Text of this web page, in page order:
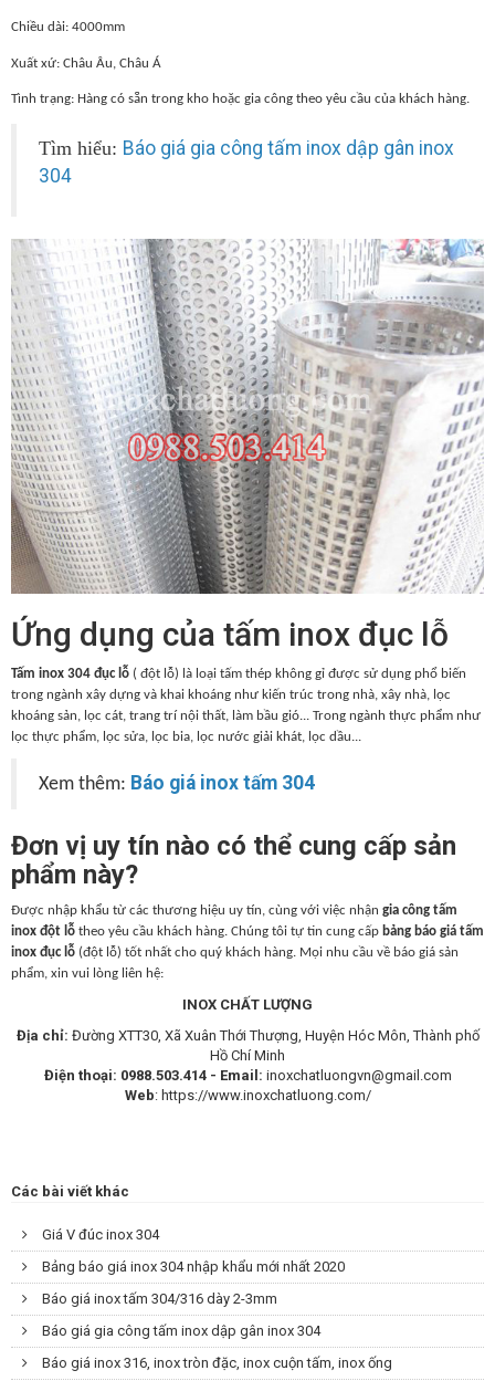
Chiều dài: 4000mm
Xuất xứ: Châu Âu, Châu Á
Tình trạng: Hàng có sẵn trong kho hoặc gia công theo yêu cầu của khách hàng.
Tìm hiểu: Báo giá gia công tấm inox dập gân inox
304
Ứng dụng của tấm inox đục lỗ
Tấm inox 304 đục lỗ ( đột lỗ) là loại tấm thép không gỉ được sử dụng phổ biến
trong ngành xây dựng và khai khoáng như kiến trúc trong nhà, xây nhà, lọc
khoáng sản, lọc cát, trang trí nội thất, làm bầu gió... Trong ngành thực phẩm như
lọc thực phẩm, lọc sửa, lọc bia, lọc nước giải khát, lọc dầu...
Xem thêm: Báo giá inox tấm 304
Đơn vị uy tín nào có thể cung cấp sản
phẩm này?
Được nhập khẩu từ các thương hiệu uy tín, cùng với việc nhận gia công tấm
inox đột lỗ theo yêu cầu khách hàng. Chúng tôi tự tin cung cấp bảng báo giá tấm
inox đục lỗ (đột lỗ) tốt nhất cho quý khách hàng. Mọi nhu cầu về báo giá sản
phẩm, xin vui lòng liên hệ:
INOX CHẤT LƯỢNG
Địa chỉ: Đường XTT30, Xã Xuân Thới Thượng, Huyện Hóc Môn, Thành phố
Hồ Chí Minh
Điện thoại: 0988.503.414 - Email: inoxchatluongvn@gmail.com
Web: https://www.inoxchatluong.com/
Các bài viết khác
Giá V đúc inox 304
Bảng báo giá inox 304 nhập khẩu mới nhất 2020
Báo giá inox tấm 304/316 dày 2-3mm
Báo giá gia công tấm inox dập gân inox 304
Báo giá inox 316, inox tròn đặc, inox cuộn tấm, inox ống